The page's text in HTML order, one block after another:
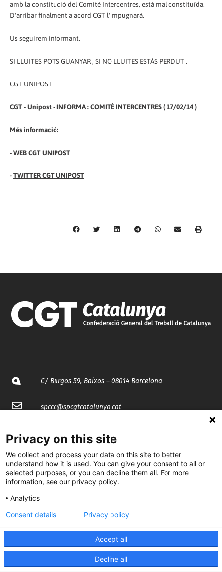
amb la constitució del Comitè Intercentres, està mal constituïda.
D'arribar finalment a acord CGT l'impugnarà.
Us seguirem informant.
SI LLUITES POTS GUANYAR , SI NO LLUITES ESTÀS PERDUT .
CGT UNIPOST
CGT - Unipost - INFORMA : COMITÈ INTERCENTRES ( 17/02/14 )
Més informació:
-WEB CGT UNIPOST
-TWITTER CGT UNIPOST
C/ Burgos 59, Baixos – 08014 Barcelona
spccc@spcgtcatalunya.cat
@CGTCatalunya
cgtcatalunya
CGTCatalunya
cgtcatalunya
Desenvolupat per
Privacy on this site
We collect and process your data on this site to better
understand how it is used. You can give your consent to all or
selected purposes, or you can decline them all. For more
information, see our privacy policy.
Analytics
Accept all
Decline all
Consent details Privacy policy